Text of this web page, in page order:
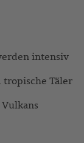
intensiv
Täler